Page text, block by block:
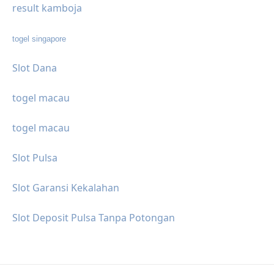
result kamboja
togel singapore
Slot Dana
togel macau
togel macau
Slot Pulsa
Slot Garansi Kekalahan
Slot Deposit Pulsa Tanpa Potongan